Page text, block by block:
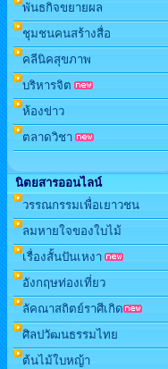
พันธกิจขยายผล
ชุมชนคนสร้างสื่อ
คลีนิคสุขภาพ
บริหารจิต
ห้องข่าว
ตลาดวิชา
นิตยสารออนไลน์
วรรณกรรมเพื่อเยาวชน
ลมหายใจของใบไม้
เรื่องสั้นปันเหงา
อังกฤษท่องเที่ยว
ลัคณาสถิตย์ราศีเกิด
ศิลปวัฒนธรรมไทย
ต้นไม้ใบหญ้า